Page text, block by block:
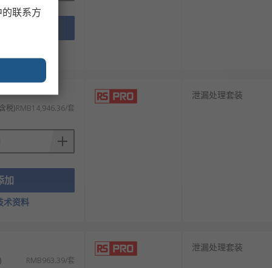
税)RMB14,946.36/套
加
术资料
泄漏处理套装
RMB963.39/套
泄漏处理套装
的联系方